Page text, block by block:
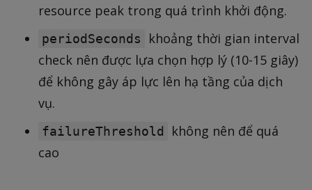
resource peak trong quá trình khởi động.
periodSeconds
khoảng thời gian interval
check nên được lựa chọn hợp lý (10-15 giây)
để không gây áp lực lên hạ tầng của dịch
vụ.
failureThreshold
không nên để quá
cao